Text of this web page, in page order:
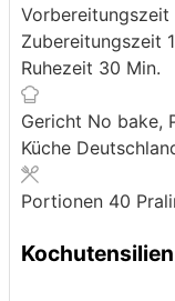
Vorbereitungszeit
Zubereitungszeit
Ruhezeit 30 Minuten
Min.
Gericht No bake,
Küche
Portionen 40
Kochutensilien